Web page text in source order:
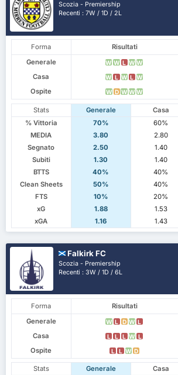
Scozia - Premiership
Recenti : 7W / 1D / 2L
Forma Risultati
Generale
W W L W W
Casa W L W L W
Ospite W D W W W
Stats Generale Casa
% Vittoria
70% 60%
MEDIA
3.80 2.80
Segnato
2.50 1.40
Subiti
1.30 1.40
BTTS
40% 40%
Clean Sheets
50% 40%
FTS
10% 20%
xG
1.88 1.53
xGA
1.16 1.43
Falkirk FC
Scozia - Premiership
Recenti : 3W / 1D / 6L
Forma Risultati
Generale
W L D W L
Casa L L L W L
Ospite L L W D
Stats Generale Casa